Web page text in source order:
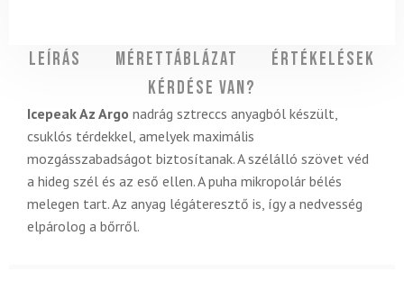
Leírás Mérettáblázat
Értékelések
Kérdése van?
Icepeak Az Argo nadrág sztreccs anyagból készült,
csuklós térdekkel, amelyek maximális
mozgásszabadságot biztosítanak. A szélálló szövet véd
a hideg szél és az eső ellen. A puha mikropolár bélés
melegen tart. Az anyag légáteresztő is, így a nedvesség
elpárolog a bőrről.